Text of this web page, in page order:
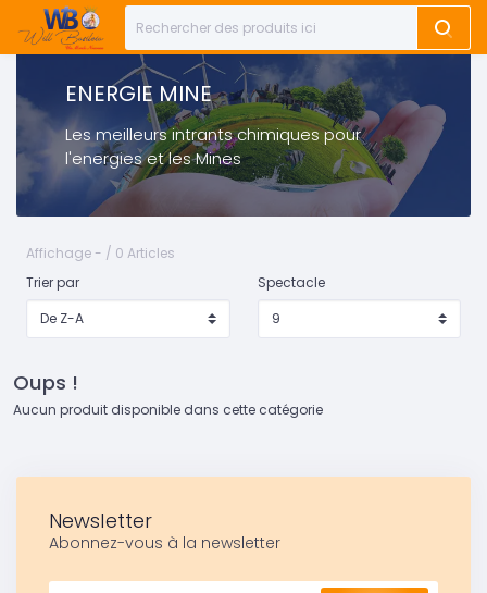
ENERGIE MINE
Les meilleurs intrants chimiques pour
l'energies et les Mines
Affichage - / 0 Articles
Trier par
Spectacle
Oups !
Aucun produit disponible dans cette catégorie
Newsletter
Abonnez-vous à la newsletter